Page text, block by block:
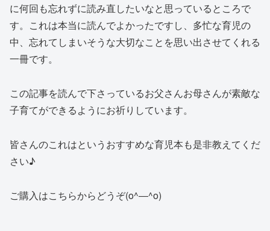
に何回も忘れずに読み直したいなと思っているところで
す。これは本当に読んでよかったですし、多忙な育児の
中、忘れてしまいそうな大切なことを思い出させてくれる
一冊です。
この記事を読んで下さっているお父さんお母さんが素敵な
子育てができるようにお祈りしています。
皆さんのこれはというおすすめな育児本も是非教えてくだ
さい♪
ご購入はこちらからどうぞ(o^―^o)